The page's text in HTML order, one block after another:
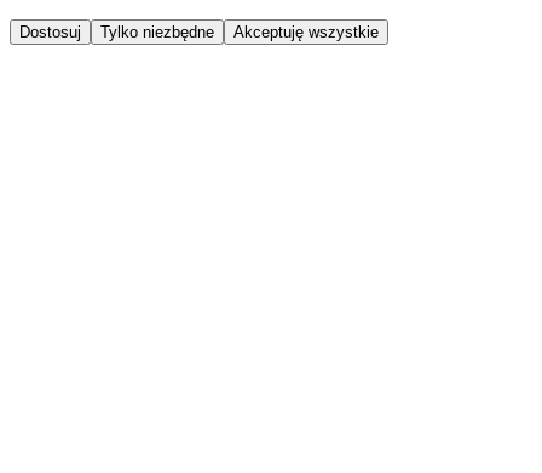
Dostosuj Tylko niezbędne Akceptuję wszystkie